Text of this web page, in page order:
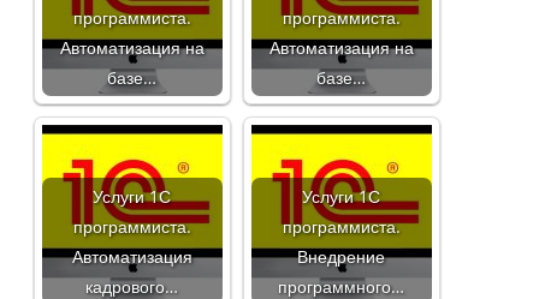
программиста.
Автоматизация на
базе…
программиста.
Автоматизация на
базе…
Услуги 1С
программиста.
Автоматизация
кадрового…
Услуги 1С
программиста.
Внедрение
программного…